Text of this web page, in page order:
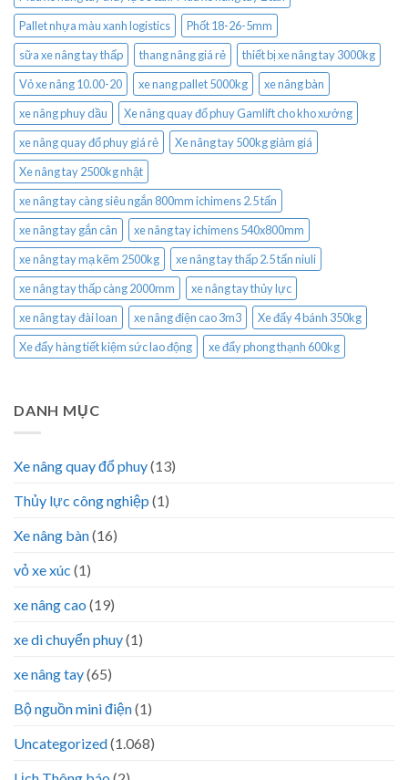
Pallet nhựa màu xanh logistics
Phốt 18-26-5mm
sữa xe nâng tay thấp
thang nâng giá rẻ
thiết bị xe nâng tay 3000kg
Vỏ xe nâng 10.00-20
xe nang pallet 5000kg
xe nâng bàn
xe nâng phuy dầu
Xe nâng quay đổ phuy Gamlift cho kho xưởng
xe nâng quay đổ phuy giá rẻ
Xe nâng tay 500kg giảm giá
Xe nâng tay 2500kg nhật
xe nâng tay càng siêu ngắn 800mm ichimens 2.5 tấn
xe nâng tay gắn cân
xe nâng tay ichimens 540x800mm
xe nâng tay mạ kẽm 2500kg
xe nâng tay thấp 2.5 tấn niuli
xe nâng tay thấp càng 2000mm
xe nâng tay thủy lực
xe nâng tay đài loan
xe nâng điện cao 3m3
Xe đẩy 4 bánh 350kg
Xe đẩy hàng tiết kiệm sức lao động
xe đẩy phong thạnh 600kg
DANH MỤC
Xe nâng quay đổ phuy(13)
Thủy lực công nghiệp (1)
Xe nâng bàn(16)
vỏ xe xúc (1)
xe nâng cao (19)
xe di chuyển phuy(1)
xe nâng tay(65)
Bộ nguồn mini điện(1)
Uncategorized(1.068)